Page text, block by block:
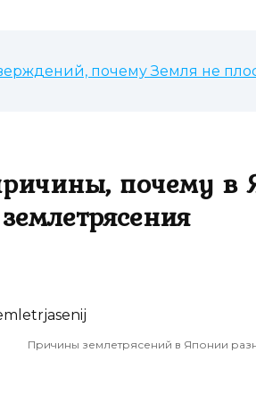
почему Земля не
почему в
Причины землетрясений в Японии